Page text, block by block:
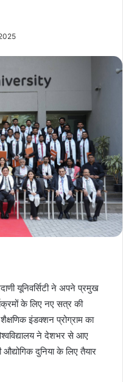
यूनिवर्सिटी ने अपने प्रमुख
के लिए नए सत्र की
इंडक्शन प्रोग्राम का
ने देशभर से आए
दुनिया के लिए तैयार